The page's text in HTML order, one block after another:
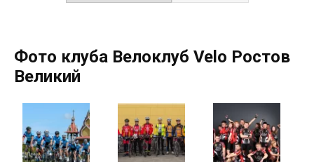
Фото клуба Велоклуб Velo Ростов
Великий